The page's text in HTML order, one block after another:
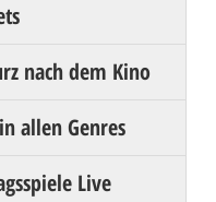
nach dem Kino
allen Genres
Live